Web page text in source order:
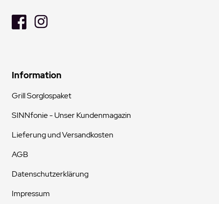
Information
Grill Sorglospaket
SINNfonie - Unser Kundenmagazin
Lieferung und Versandkosten
AGB
Datenschutzerklärung
Impressum